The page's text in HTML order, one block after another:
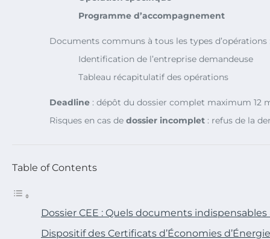
Programme d’accompagnement
Documents communs à tous les types d’opérations
Identification de l’entreprise demandeuse
Tableau récapitulatif des opérations
Deadline : dépôt du dossier complet maximum 12
Risques en cas de dossier incomplet : refus de la
Table of Contents
Dossier CEE : Quels documents indispensables
Dispositif des Certificats d’Économies d’Énergie